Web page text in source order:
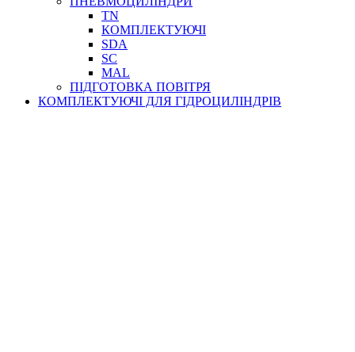
TN
КОМПЛЕКТУЮЧІ
SDA
SC
MAL
ПІДГОТОВКА ПОВІТРЯ
КОМПЛЕКТУЮЧІ ДЛЯ ГІДРОЦИЛІНДРІВ